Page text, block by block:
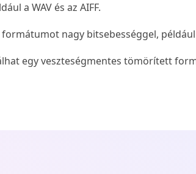
a WAV és az AIFF.
nagy bitsebességgel, például:
egy veszteségmentes tömörített